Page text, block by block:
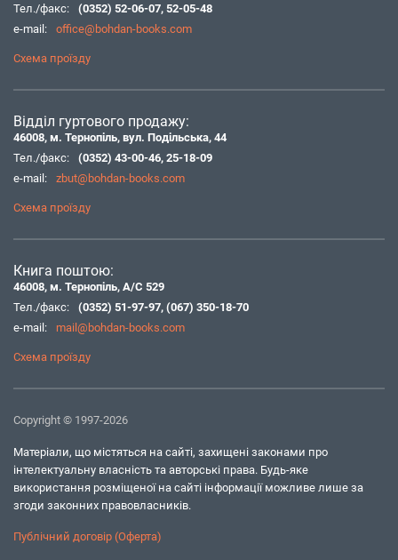
Тел./факс:
(0352) 52-06-07, 52-05-48
e-mail:
office@bohdan-books.com
Схема проїзду
Відділ гуртового продажу:
46008, м. Тернопіль, вул. Подільська, 44
Тел./факс:
(0352) 43-00-46, 25-18-09
e-mail:
zbut@bohdan-books.com
Схема проїзду
Книга поштою:
46008, м. Тернопіль, А/С 529
Тел./факс:
(0352) 51-97-97, (067) 350-18-70
e-mail:
mail@bohdan-books.com
Схема проїзду
Copyright © 1997-2026
Матеріали, що містяться на сайті, захищені законами про
інтелектуальну власність та авторські права. Будь-яке
використання розміщеної на сайті інформації можливе лише за
згоди законних правовласників.
Публічний договір (Оферта)